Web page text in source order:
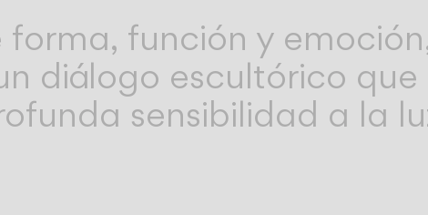
función y
diálogo escultórico
sensibilidad a la